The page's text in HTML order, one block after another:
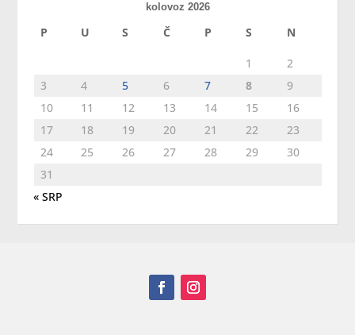
kolovoz 2026
P U S Č P S N
1
2
3
4 5 6 7 8
9
10
11 12 13 14 15
16
17
18 19 20 21 22
23
24
25 26 27 28 29
30
31
« SRP